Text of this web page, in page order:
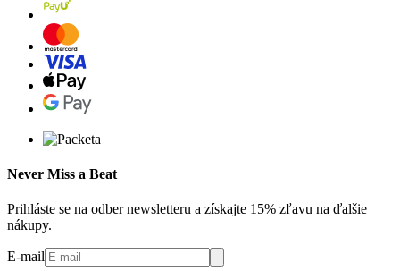
Never Miss a Beat
Prihláste se na odber newsletteru a získajte 15% zľavu na ďalšie
nákupy.
E-mail